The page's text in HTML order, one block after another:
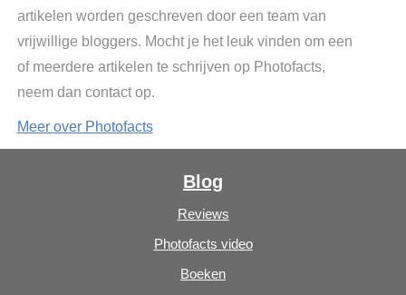
artikelen worden geschreven door een team van
vrijwillige bloggers. Mocht je het leuk vinden om een
of meerdere artikelen te schrijven op Photofacts,
neem dan contact op.
Meer over Photofacts
Blog
Reviews
Photofacts video
Boeken